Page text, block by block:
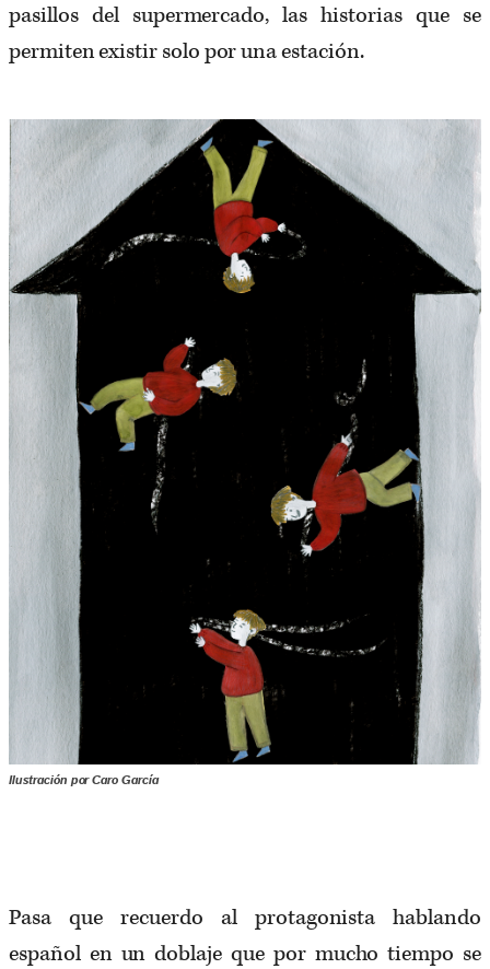
pasillos del supermercado, las historias que se
permiten existir solo por una estación.
Ilustración por Caro García
Pasa que recuerdo al protagonista hablando
español en un doblaje que por mucho tiempo se